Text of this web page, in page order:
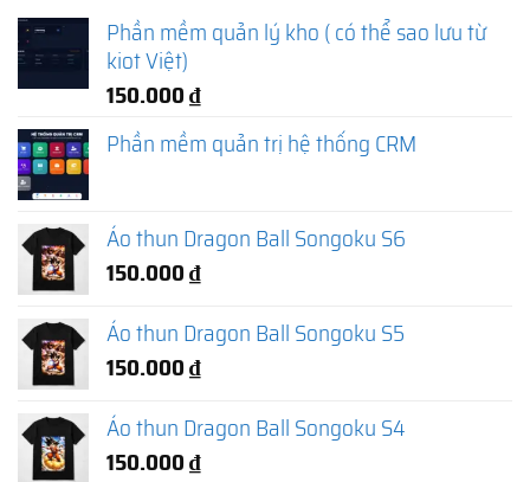
Phần mềm quản lý kho ( có thể sao lưu từ
kiot Việt)
150.000₫
Phần mềm quản trị hệ thống CRM
Áo thun Dragon Ball Songoku S6
150.000₫
Áo thun Dragon Ball Songoku S5
150.000₫
Áo thun Dragon Ball Songoku S4
150.000₫